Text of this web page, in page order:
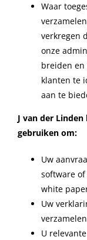
Waar
verkregen
onze
breiden en
klanten te
aan te
J van der
gebruiken om:
Uw
software
white
Uw
U